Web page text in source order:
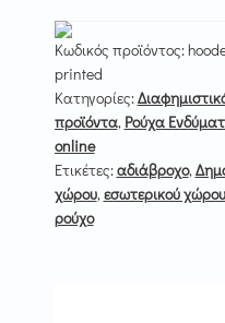
Κωδικός προϊόντος:
printed
Κατηγορίες:
προϊόντα, Ρούχα
online
Ετικέτες:αδιάβροχο,
χώρου,εσωτερικού χώρου
ρούχο